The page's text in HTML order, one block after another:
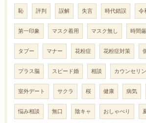
恥 評判 誤解 失言 時代錯誤 令
第一印象 マスク着用 マスク無し 時間
タブー マナー 花粉症 花粉症対策
プラス脳 スピード婚 相談 カウンセリ
室外デート サクラ 桜 健康 病気
悩み相談 無口 陰キャ おしゃべり